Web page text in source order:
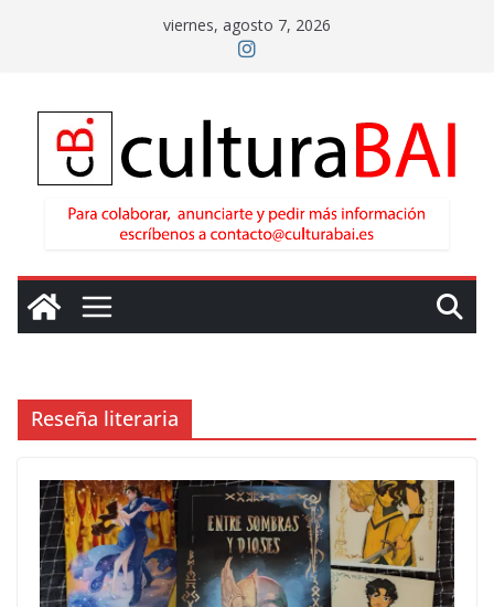
viernes, agosto 7, 2026
Reseña literaria